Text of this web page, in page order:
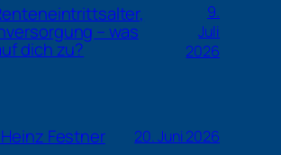
– was
dich zu?
9.
Juli
2026
Festner 20. Juni 2026